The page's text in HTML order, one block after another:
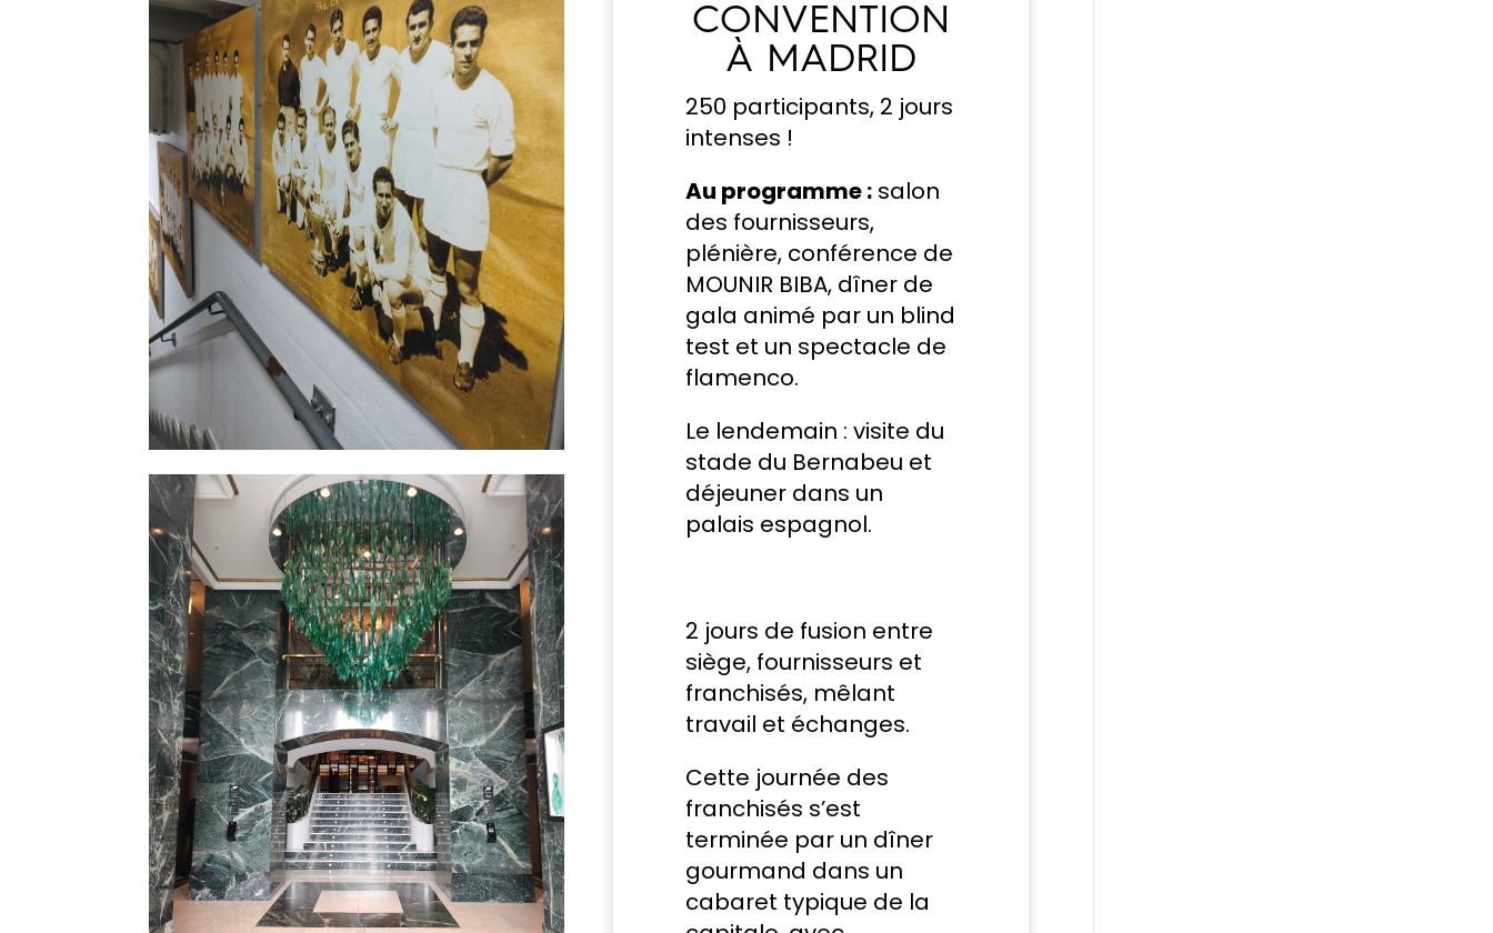
CONVENTION
À MADRID
250 participants, 2 jours
intenses !
Au programme :salon
des fournisseurs,
plénière, conférence de
MOUNIR BIBA, dîner de
gala animé par un blind
test et un spectacle de
flamenco.
Le lendemain : visite du
stade du Bernabeu et
déjeuner dans un
palais espagnol.
2 jours de fusion entre
siège, fournisseurs et
franchisés, mêlant
travail et échanges.
Cette journée des
franchisés s’est
terminée par un dîner
gourmand dans un
cabaret typique de la